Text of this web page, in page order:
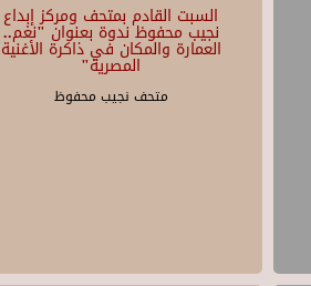
السبت القادم بمتحف ومركز إبداع
نجيب محفوظ ندوة بعنوان "نغم..
العمارة والمكان في ذاكرة الأغنية
المصرية"
متحف نجيب محفوظ